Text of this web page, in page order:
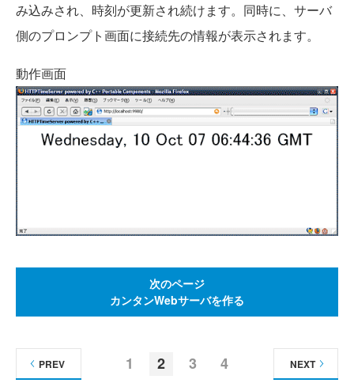
み込みされ、時刻が更新され続けます。同時に、サーバ
側のプロンプト画面に接続先の情報が表示されます。
動作画面
次のページ
カンタンWebサーバを作る
1 2 3 4
PREV NEXT